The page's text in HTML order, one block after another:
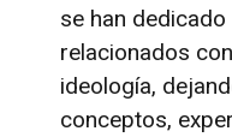
se han
relacionados
ideología,
conceptos,